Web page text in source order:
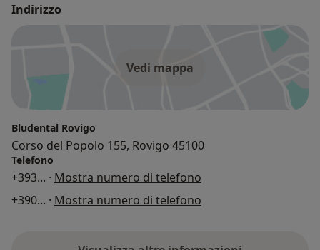
Indirizzo
Vedi mappa
Bludental Rovigo
Corso del Popolo 155, Rovigo 45100
Telefono
+393... · Mostra numero di telefono
+390... · Mostra numero di telefono